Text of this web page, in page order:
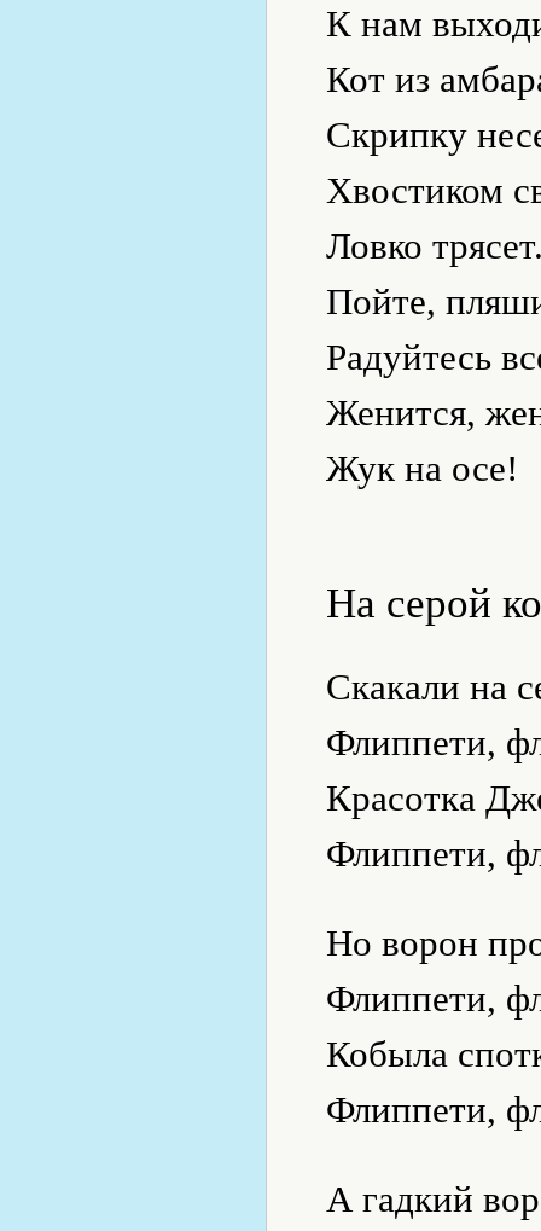
К нам
Кот из
Скрипку
Хвостиком
Ловко
Пойте,
Радуйтесь
Женится,
Жук на осе!
На серой
Скакали на
Флиппети,
Красотка
Флиппети,
Но ворон
Флиппети,
Кобыла
Флиппети,
А гадкий